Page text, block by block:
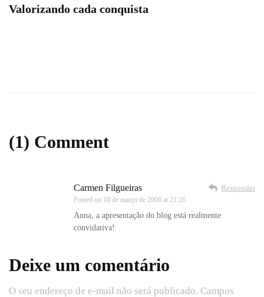
Valorizando cada conquista
(1) Comment
Carmen Filgueiras
Posted on 18 de março de 2008 at 21:26
Responder
Anna, a apresentação do blog está realmente
convidativa!
Deixe um comentário
O seu endereço de e-mail não será publicado. Campos